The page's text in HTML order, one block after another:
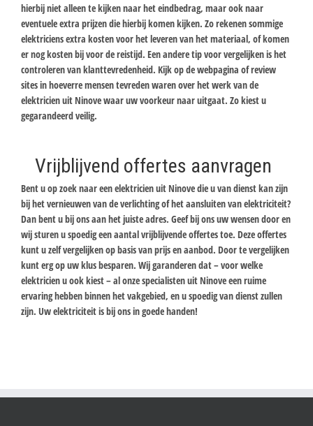
hierbij niet alleen te kijken naar het eindbedrag, maar ook naar
eventuele extra prijzen die hierbij komen kijken. Zo rekenen sommige
elektriciens extra kosten voor het leveren van het materiaal, of komen
er nog kosten bij voor de reistijd. Een andere tip voor vergelijken is het
controleren van klanttevredenheid. Kijk op de webpagina of review
sites in hoeverre mensen tevreden waren over het werk van de
elektricien uit Ninove waar uw voorkeur naar uitgaat. Zo kiest u
gegarandeerd veilig.
Vrijblijvend offertes aanvragen
Bent u op zoek naar een elektricien uit Ninove die u van dienst kan zijn
bij het vernieuwen van de verlichting of het aansluiten van elektriciteit?
Dan bent u bij ons aan het juiste adres. Geef bij ons uw wensen door en
wij sturen u spoedig een aantal vrijblijvende offertes toe. Deze offertes
kunt u zelf vergelijken op basis van prijs en aanbod. Door te vergelijken
kunt erg op uw klus besparen. Wij garanderen dat – voor welke
elektricien u ook kiest – al onze specialisten uit Ninove een ruime
ervaring hebben binnen het vakgebied, en u spoedig van dienst zullen
zijn. Uw elektriciteit is bij ons in goede handen!